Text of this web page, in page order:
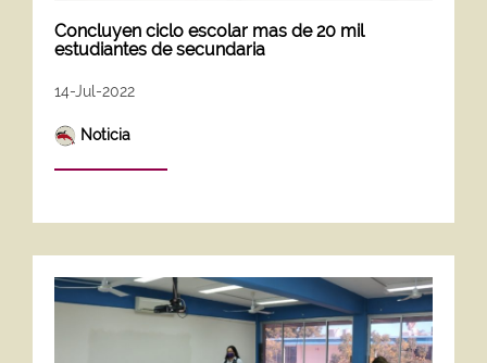
Concluyen ciclo escolar mas de 20 mil
estudiantes de secundaria
14-Jul-2022
Noticia